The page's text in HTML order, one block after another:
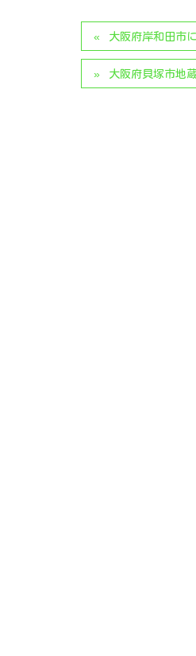
大阪府岸和田市
大阪府貝塚市地